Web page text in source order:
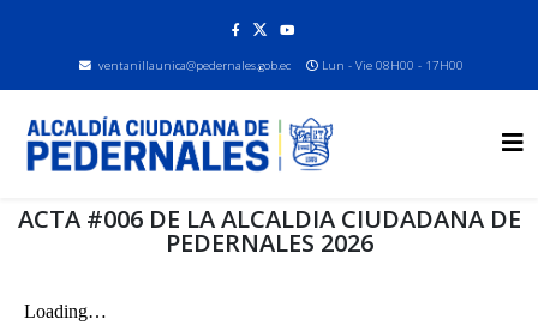
ventanillaunica@pedernales.gob.ec Lun - Vie 08H00 - 17H00
ACTA #006 DE LA ALCALDIA CIUDADANA DE
PEDERNALES 2026